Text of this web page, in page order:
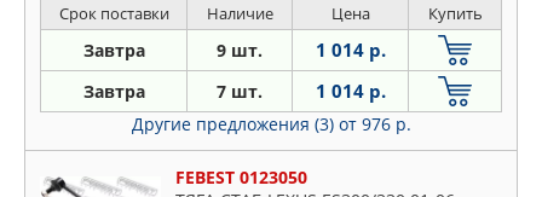
Срок поставки Наличие Цена Купить
Завтра 9 шт. 1 014 р.
Завтра 7 шт. 1 014 р.
Другие предложения (3) от 976 р.
FEBEST 0123050